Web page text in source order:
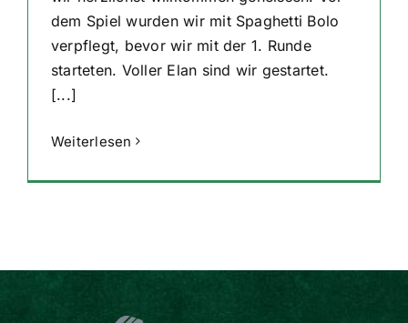
dem Spiel wurden wir mit Spaghetti Bolo
verpflegt, bevor wir mit der 1. Runde
starteten. Voller Elan sind wir gestartet.
[...]
Weiterlesen